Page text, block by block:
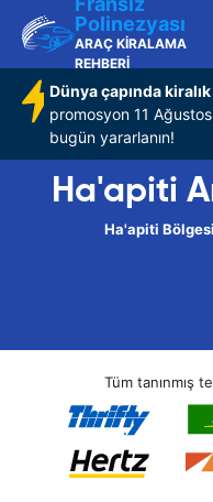
Polinezyası
ARAÇ KİRALAMA
REHBERİ
Dünya çapında
promosyon 11
bugün yararlanın!
Ha'apiti
Ha'apiti
Tüm tanınmış